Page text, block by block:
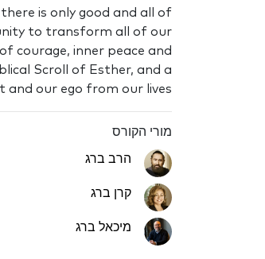
is only good and all of
to transform all of our
courage, inner peace and
Scroll of Esther, and a
our ego from our lives.
מורי הקורס
הרב ברג
קרן ברג
מיכאל ברג